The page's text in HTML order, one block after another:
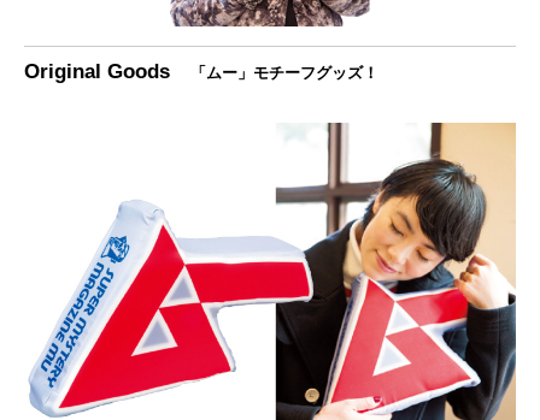
Original Goods 「ムー」モチーフグッズ！